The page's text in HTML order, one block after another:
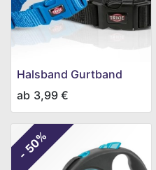
Halsband Gurtband
ab 3,99 €
- 50%